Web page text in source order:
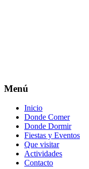
Menú
Inicio
Donde Comer
Donde Dormir
Fiestas y Eventos
Que visitar
Actividades
Contacto